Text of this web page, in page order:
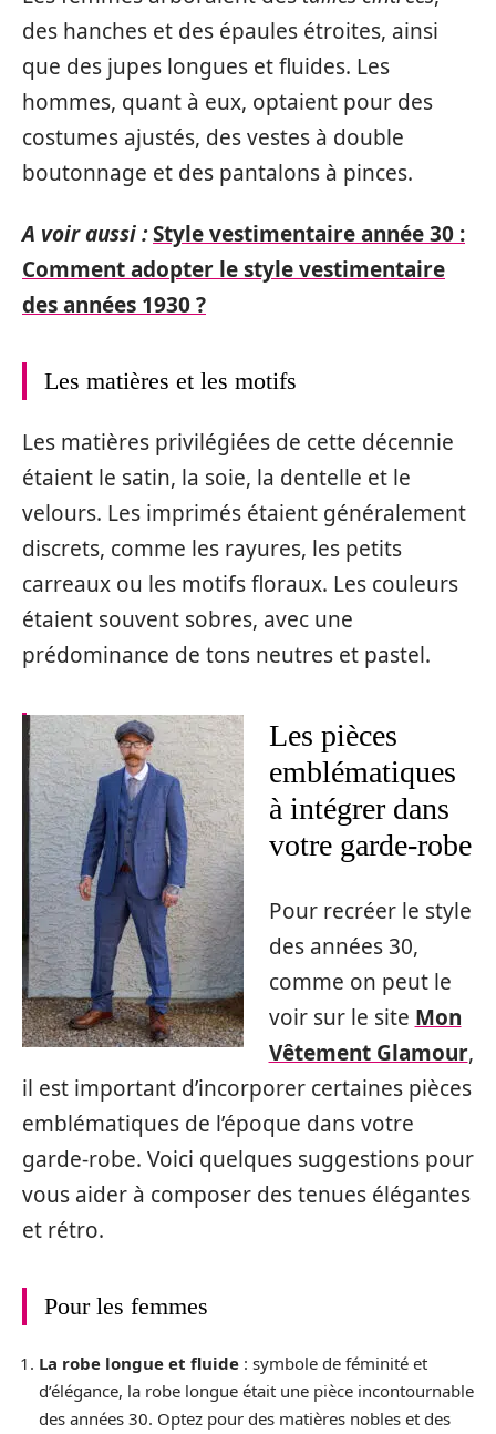
des hanches et des épaules étroites, ainsi
que des jupes longues et fluides. Les
hommes, quant à eux, optaient pour des
costumes ajustés, des vestes à double
boutonnage et des pantalons à pinces.
A voir aussi :Style vestimentaire année 30 :
Comment adopter le style vestimentaire
des années 1930 ?
Les matières et les motifs
Les matières privilégiées de cette décennie
étaient le satin, la soie, la dentelle et le
velours. Les imprimés étaient généralement
discrets, comme les rayures, les petits
carreaux ou les motifs floraux. Les couleurs
étaient souvent sobres, avec une
prédominance de tons neutres et pastel.
Les pièces
emblématiques
à intégrer dans
votre garde-robe
Pour recréer le style
des années 30,
comme on peut le
voir sur le site Mon
Vêtement Glamour,
il est important d’incorporer certaines pièces
emblématiques de l’époque dans votre
garde-robe. Voici quelques suggestions pour
vous aider à composer des tenues élégantes
et rétro.
Pour les femmes
La robe longue et fluide : symbole de féminité et
d’élégance, la robe longue était une pièce incontournable
des années 30. Optez pour des matières nobles et des